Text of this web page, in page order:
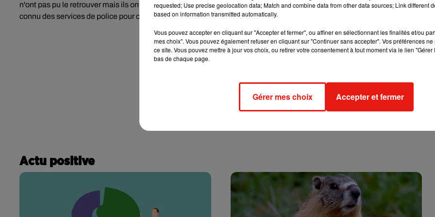
n'ont pas pu le retrouver mais ils ont pu interroger sa partenaire, abandonnée sur les lieux. Le fuyard était en réalité déjà
connu des services de police pour conduite sans permis selon nos confrères de
Actu positive
requested; Use precise geolocation data; Match and combine data from other data sources; Link different
based on information transmitted automatically.
Vous pouvez accepter en cliquant sur "Accepter et fermer", ou affiner en sélectionnant les finalités et/ou
mes choix". Vous pouvez également refuser en cliquant sur "Continuer sans accepter". Vos préférences
ce site. Vous pouvez mettre à jour vos choix, ou retirer votre consentement à tout moment via le lien
bas de chaque page.
Gérer mes choix Accepter et fermer